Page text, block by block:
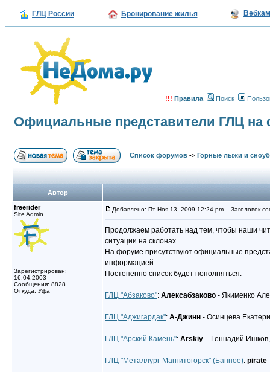
ГЛЦ России Бронирование жилья
!!! Правила Поиск
Официальные представители ГЛЦ на
Список форумов -> Горные лыжи и
Автор
freerider
Site Admin
Зарегистрирован:
16.04.2003
Сообщения: 8828
Откуда: Уфа
Добавлено: Пт Ноя 13, 2009 12:24 pm Заголовок
Продолжаем работать над тем, чтобы наши
ситуации на склонах.
На форуме присутствуют официальные
информацией.
Постепенно список будет пополняться.
ГЛЦ "Абзаково": Алексабзаково - Якименко
ГЛЦ "Аджигардак": А-Джинн - Осинцева
ГЛЦ "Арский Камень": Arskiy – Геннадий
ГЛЦ "Металлург-Магнитогорск" (Банное): pirate